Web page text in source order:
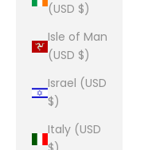
(USD $)
Isle of Man
(USD $)
Israel (USD
$)
Italy (USD